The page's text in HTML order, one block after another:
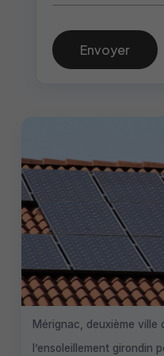
Mérignac, deuxième ville
l’ensoleillement girondin